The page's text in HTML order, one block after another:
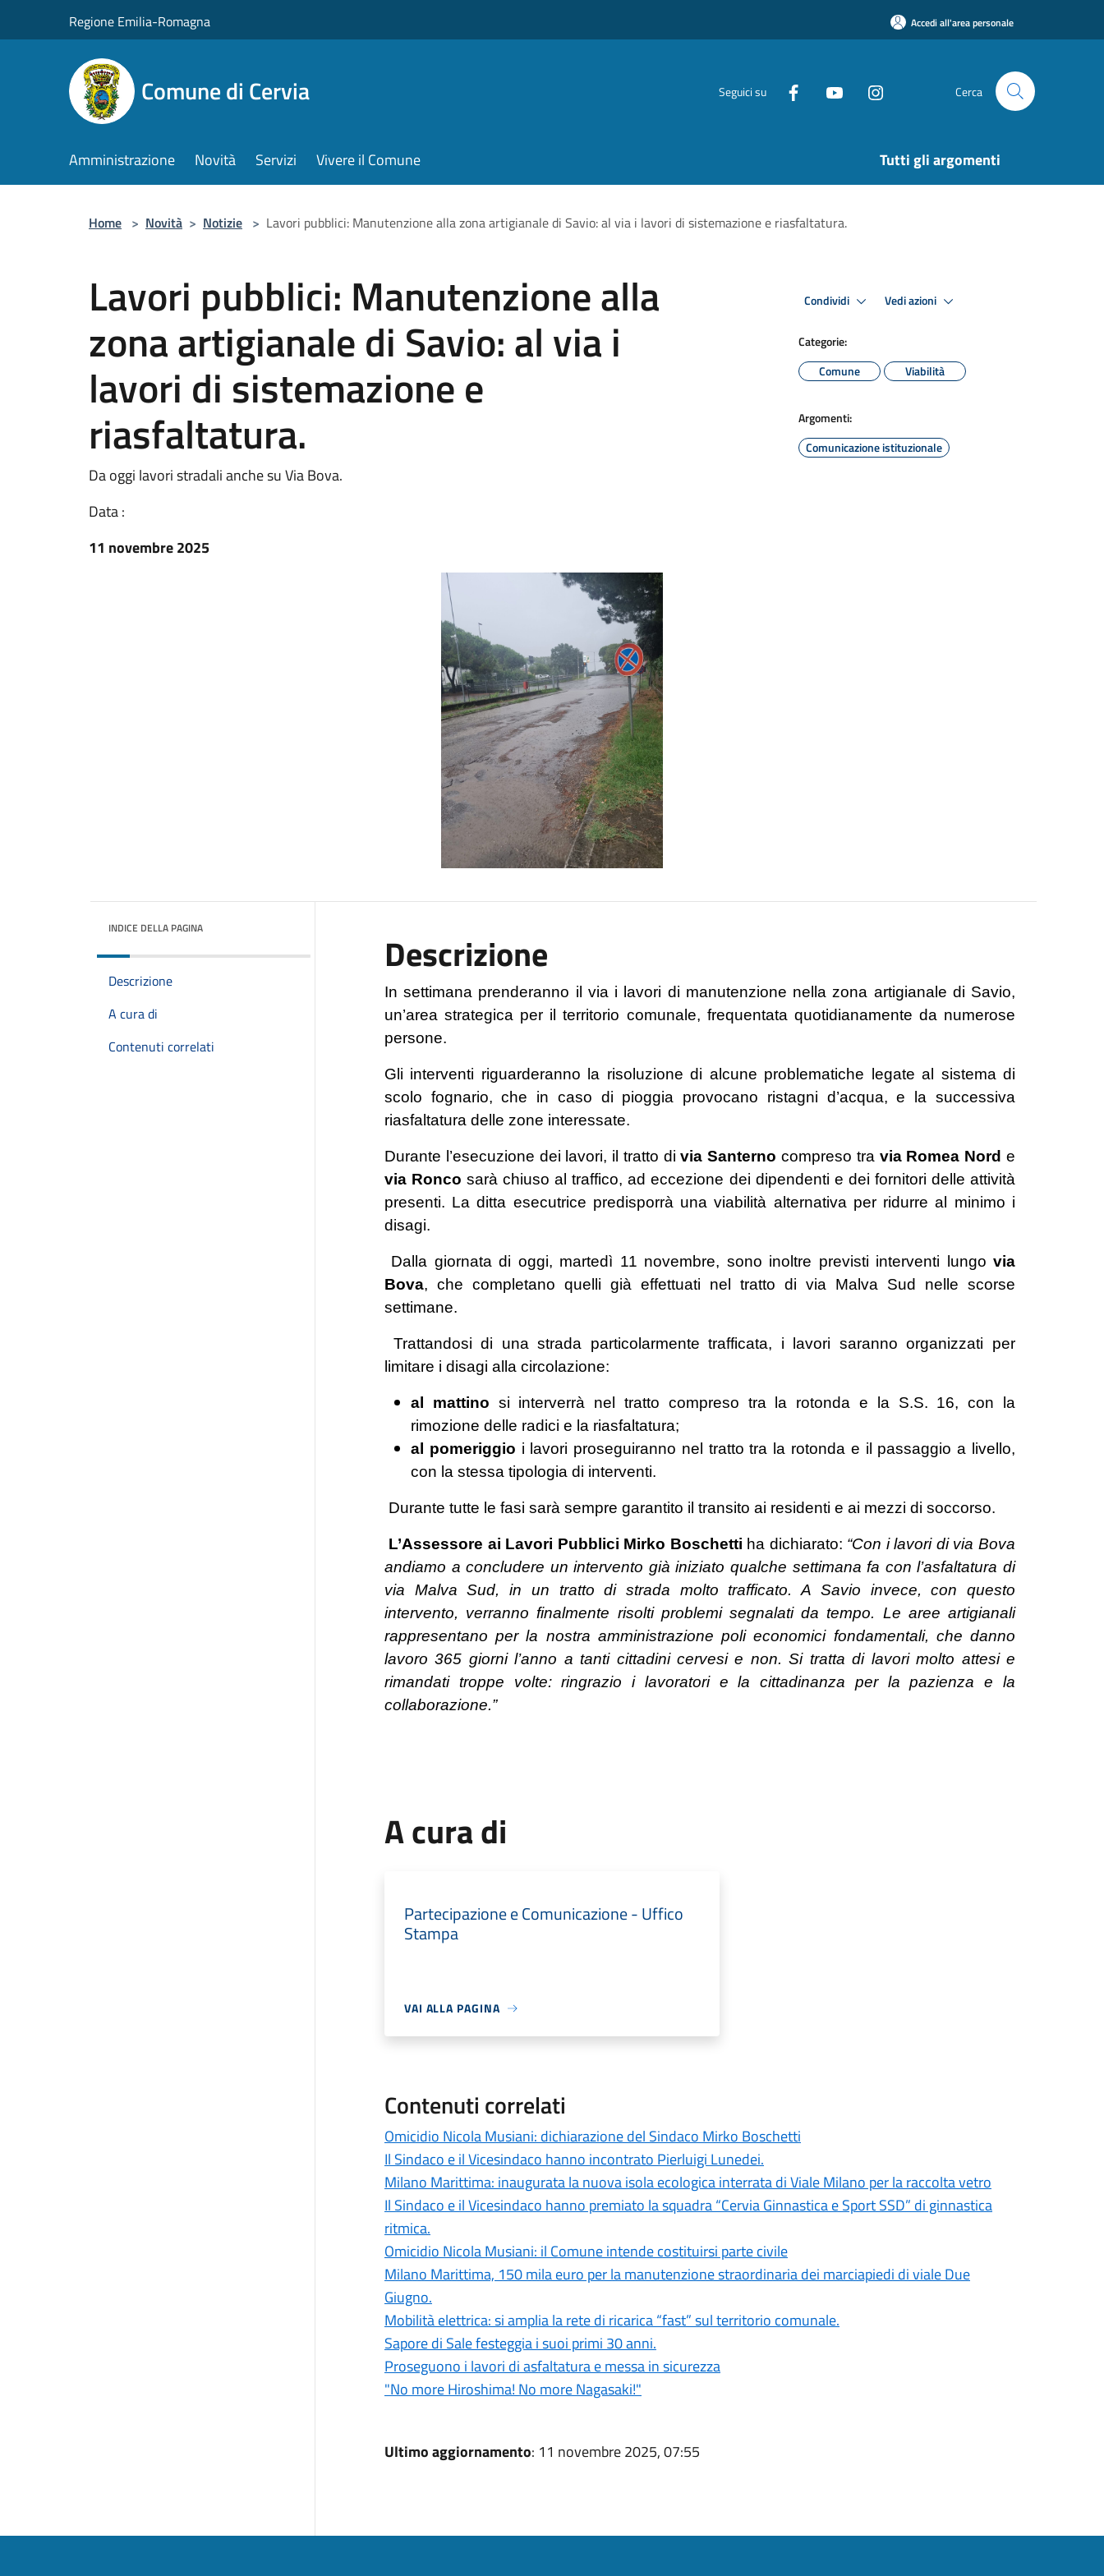
Regione Emilia-Romagna Accedi all'area personale
Comune di Cervia Seguici su Cerca
Amministrazione Novità Servizi Vivere il Comune Tutti gli argomenti
Home > Novità > Notizie > Lavori pubblici: Manutenzione alla zona artigianale di Savio: al via i lavori di sistemazione e riasfaltatura.
Lavori pubblici: Manutenzione alla
zona artigianale di Savio: al via i
lavori di sistemazione e
riasfaltatura.
Da oggi lavori stradali anche su Via Bova.
Data :
11 novembre 2025
Condividi Vedi azioni
Categorie:
Comune
Viabilità
Argomenti:
Comunicazione istituzionale
INDICE DELLA PAGINA
Descrizione
A cura di
Contenuti correlati
Descrizione
In settimana prenderanno il via i lavori di manutenzione nella zona artigianale di Savio,
un’area strategica per il territorio comunale, frequentata quotidianamente da numerose
persone.
Gli interventi riguarderanno la risoluzione di alcune problematiche legate al sistema di
scolo fognario, che in caso di pioggia provocano ristagni d’acqua, e la successiva
riasfaltatura delle zone interessate.
Durante l’esecuzione dei lavori, il tratto divia Santerno compreso tra via Romea Nord e
via Ronco sarà chiuso al traffico, ad eccezione dei dipendenti e dei fornitori delle attività
presenti. La ditta esecutrice predisporrà una viabilità alternativa per ridurre al minimo i
disagi.
Dalla giornata di oggi, martedì 11 novembre, sono inoltre previsti interventi lungo via
Bova, che completano quelli già effettuati nel tratto di via Malva Sud nelle scorse
settimane.
Trattandosi di una strada particolarmente trafficata, i lavori saranno organizzati per
limitare i disagi alla circolazione:
al mattino si interverrà nel tratto compreso tra la rotonda e la S.S. 16, con la
rimozione delle radici e la riasfaltatura;
al pomeriggio i lavori proseguiranno nel tratto tra la rotonda e il passaggio a livello,
con la stessa tipologia di interventi.
Durante tutte le fasi sarà sempre garantito il transito ai residenti e ai mezzi di soccorso.
L’Assessore ai Lavori Pubblici Mirko Boschetti ha dichiarato: “Con i lavori di via Bova
andiamo a concludere un intervento già iniziato qualche settimana fa con l’asfaltatura di
via Malva Sud, in un tratto di strada molto trafficato.A Savio invece, con questo
intervento, verranno finalmente risolti problemi segnalati da tempo. Le aree artigianali
rappresentano per la nostra amministrazione poli economici fondamentali, che danno
lavoro 365 giorni l’anno a tanti cittadini cervesi e non. Si tratta di lavori molto attesi e
rimandati troppe volte: ringrazio i lavoratori e la cittadinanza per la pazienza e la
collaborazione.”
A cura di
Partecipazione e Comunicazione - Uffico
Stampa
VAI ALLA PAGINA
Contenuti correlati
Omicidio Nicola Musiani: dichiarazione del Sindaco Mirko Boschetti
Il Sindaco e il Vicesindaco hanno incontrato Pierluigi Lunedei.
Milano Marittima: inaugurata la nuova isola ecologica interrata di Viale Milano per la raccolta vetro
Il Sindaco e il Vicesindaco hanno premiato la squadra “Cervia Ginnastica e Sport SSD” di ginnastica
ritmica.
Omicidio Nicola Musiani: il Comune intende costituirsi parte civile
Milano Marittima, 150 mila euro per la manutenzione straordinaria dei marciapiedi di viale Due
Giugno.
Mobilità elettrica: si amplia la rete di ricarica “fast” sul territorio comunale.
Sapore di Sale festeggia i suoi primi 30 anni.
Proseguono i lavori di asfaltatura e messa in sicurezza
"No more Hiroshima! No more Nagasaki!"
Ultimo aggiornamento: 11 novembre 2025, 07:55